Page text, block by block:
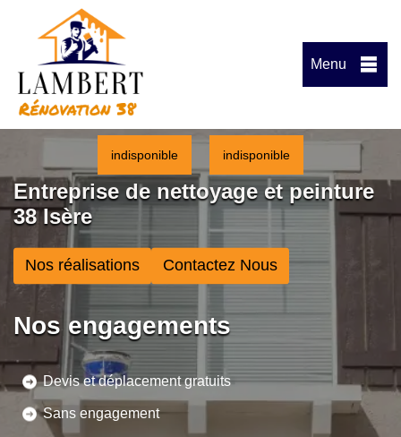
Menu
indisponible indisponible
Entreprise de nettoyage et peinture
38 Isère
Nos réalisations Contactez Nous
Nos engagements
Devis et déplacement gratuits
Sans engagement